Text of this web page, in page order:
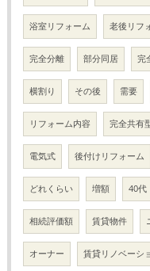
浴室リフォーム 老後リフ
完全分離 部分同居 完
横割り その後 需要
リフォーム内容 完全共有
電気式 後付けリフォーム
どれくらい 増額 40代
相続評価額 賃貸物件
オーナー 賃貸リノベーシ